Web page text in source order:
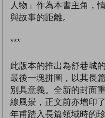
人物」作為本書主角，
與故事的距離。
***
此版本的推出為舒巷城
最後一塊拼圖，以其長
別具意義。全新的封面
線風景，正文前亦增印
年甫踏入長篇領域時的